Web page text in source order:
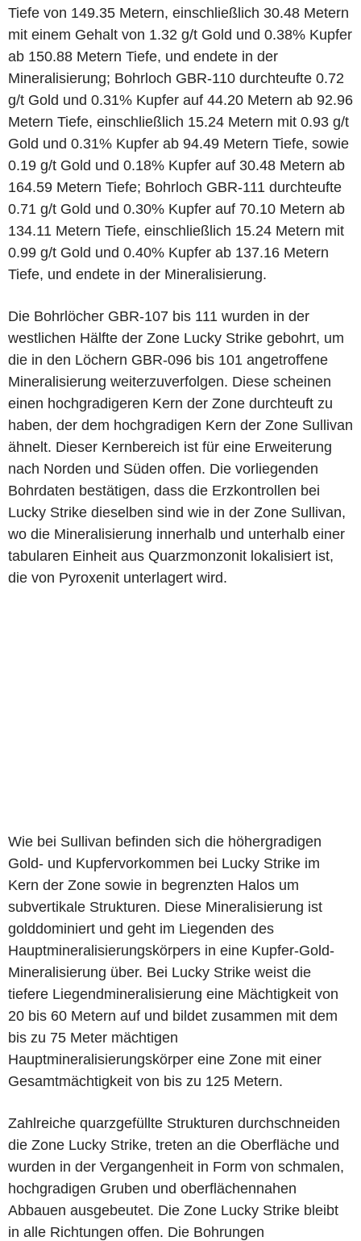
Tiefe von 149.35 Metern, einschließlich 30.48 Metern
mit einem Gehalt von 1.32 g/t Gold und 0.38% Kupfer
ab 150.88 Metern Tiefe, und endete in der
Mineralisierung; Bohrloch GBR-110 durchteufte 0.72
g/t Gold und 0.31% Kupfer auf 44.20 Metern ab 92.96
Metern Tiefe, einschließlich 15.24 Metern mit 0.93 g/t
Gold und 0.31% Kupfer ab 94.49 Metern Tiefe, sowie
0.19 g/t Gold und 0.18% Kupfer auf 30.48 Metern ab
164.59 Metern Tiefe; Bohrloch GBR-111 durchteufte
0.71 g/t Gold und 0.30% Kupfer auf 70.10 Metern ab
134.11 Metern Tiefe, einschließlich 15.24 Metern mit
0.99 g/t Gold und 0.40% Kupfer ab 137.16 Metern
Tiefe, und endete in der Mineralisierung.
Die Bohrlöcher GBR-107 bis 111 wurden in der
westlichen Hälfte der Zone Lucky Strike gebohrt, um
die in den Löchern GBR-096 bis 101 angetroffene
Mineralisierung weiterzuverfolgen. Diese scheinen
einen hochgradigeren Kern der Zone durchteuft zu
haben, der dem hochgradigen Kern der Zone Sullivan
ähnelt. Dieser Kernbereich ist für eine Erweiterung
nach Norden und Süden offen. Die vorliegenden
Bohrdaten bestätigen, dass die Erzkontrollen bei
Lucky Strike dieselben sind wie in der Zone Sullivan,
wo die Mineralisierung innerhalb und unterhalb einer
tabularen Einheit aus Quarzmonzonit lokalisiert ist,
die von Pyroxenit unterlagert wird.
Wie bei Sullivan befinden sich die höhergradigen
Gold- und Kupfervorkommen bei Lucky Strike im
Kern der Zone sowie in begrenzten Halos um
subvertikale Strukturen. Diese Mineralisierung ist
golddominiert und geht im Liegenden des
Hauptmineralisierungskörpers in eine Kupfer-Gold-
Mineralisierung über. Bei Lucky Strike weist die
tiefere Liegendmineralisierung eine Mächtigkeit von
20 bis 60 Metern auf und bildet zusammen mit dem
bis zu 75 Meter mächtigen
Hauptmineralisierungskörper eine Zone mit einer
Gesamtmächtigkeit von bis zu 125 Metern.
Zahlreiche quarzgefüllte Strukturen durchschneiden
die Zone Lucky Strike, treten an die Oberfläche und
wurden in der Vergangenheit in Form von schmalen,
hochgradigen Gruben und oberflächennahen
Abbauen ausgebeutet. Die Zone Lucky Strike bleibt
in alle Richtungen offen. Die Bohrungen